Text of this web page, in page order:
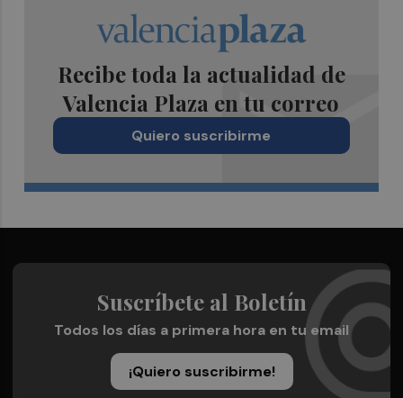
Recibe toda la actualidad de
Valencia Plaza en tu correo
Quiero suscribirme
Suscríbete al Boletín
Todos los días a primera hora en tu email
¡Quiero suscribirme!